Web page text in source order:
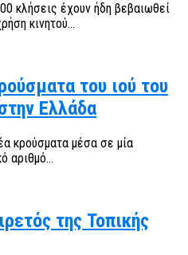
κλήσεις έχουν ήδη βεβαιωθεί
κινητού...
του ιού του
Ελλάδα
κρούσματα μέσα σε μία
αριθμό...
της Τοπικής